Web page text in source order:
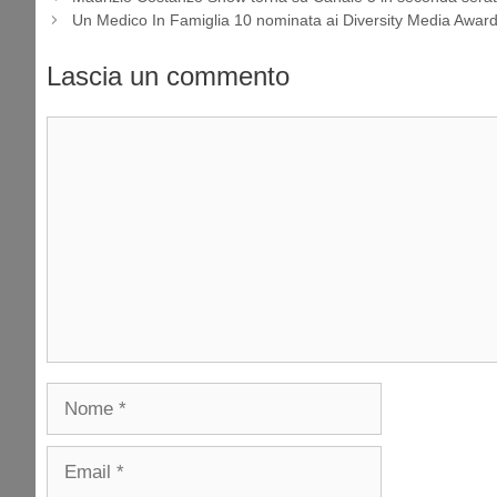
Un Medico In Famiglia 10 nominata ai Diversity Media
Lascia un commento
Nome
Email